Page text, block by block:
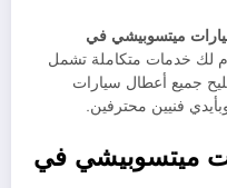
ميتسوبيشي في
لك خدمات متكاملة تشمل
جميع أعطال سيارات
فنيين محترفين.
ميتسوبيشي في